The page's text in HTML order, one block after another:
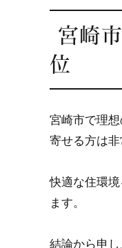
宮崎
位
宮崎市で理
寄せる方は非
快適な住環
ます。
結論から申